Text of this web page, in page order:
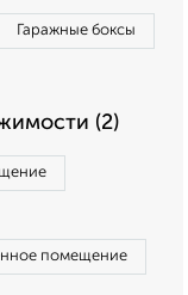
Гаражные боксы
(2)
помещение